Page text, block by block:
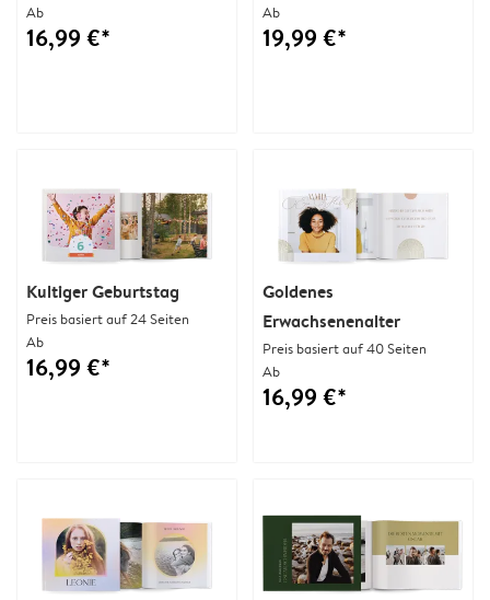
Ab
16,99 €*
Ab
19,99 €*
Kultiger Geburtstag
Preis basiert auf 24 Seiten
Ab
16,99 €*
Goldenes
Erwachsenenalter
Preis basiert auf 40 Seiten
Ab
16,99 €*